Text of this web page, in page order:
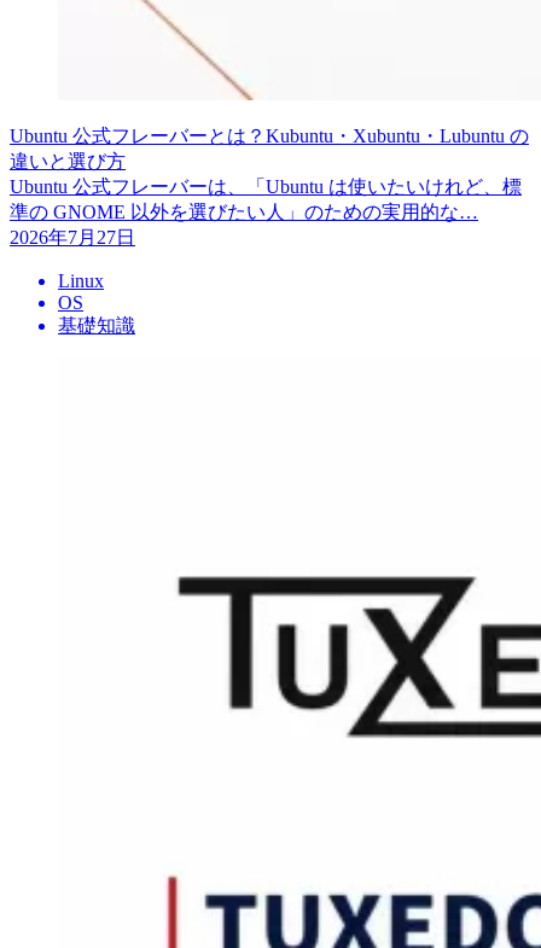
Ubuntu 公式フレーバーとは？Kubuntu・Xubuntu・Lubuntu の
違いと選び方
Ubuntu 公式フレーバーは、「Ubuntu は使いたいけれど、標
準の GNOME 以外を選びたい人」のための実用的な…
2026年7月27日
Linux
OS
基礎知識